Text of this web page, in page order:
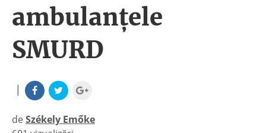
ambulanţele
SMURD
|
deSzékely Emőke